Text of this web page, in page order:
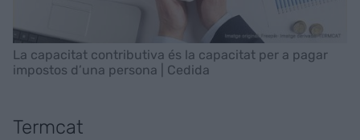
La capacitat contributiva és la capacitat per a pagar
impostos d’una persona | Cedida
Termcat